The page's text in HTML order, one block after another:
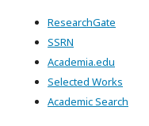
ResearchGate
SSRN
Academia.edu
Selected Works
Academic Search